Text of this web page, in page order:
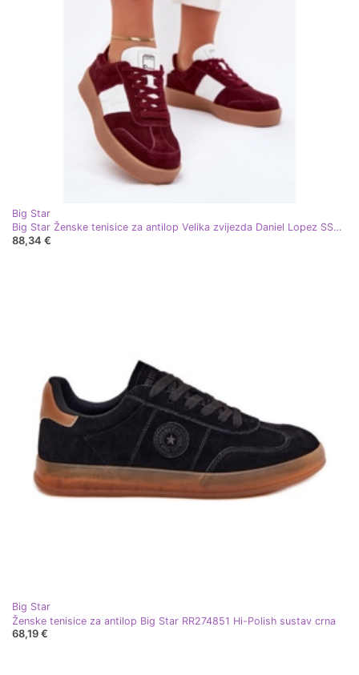
Big Star
Big Star Ženske tenisice za antilop Velika zvijezda Daniel Lopez SS2D4023 Burgundija crvena
88,34 €
Big Star
Ženske tenisice za antilop Big Star RR274851 Hi-Polish sustav crna
68,19 €